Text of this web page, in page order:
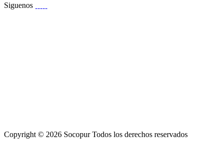
Siguenos
Copyright © 2026 Socopur Todos los derechos reservados